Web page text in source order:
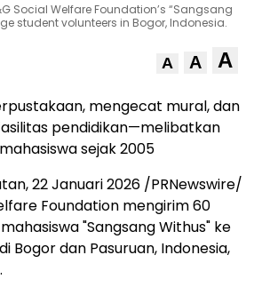
Social Welfare Foundation’s “Sangsang
student volunteers in Bogor, Indonesia.
A A A
mengecat mural, dan
pendidikan—melibatkan
sejak 2005
22 Januari 2026 /PRNewswire/
Foundation mengirim 60
"Sangsang Withus" ke
Bogor dan Pasuruan, Indonesia,